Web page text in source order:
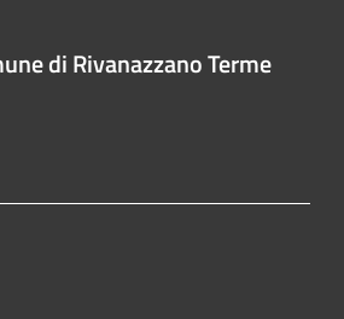
di Rivanazzano Terme